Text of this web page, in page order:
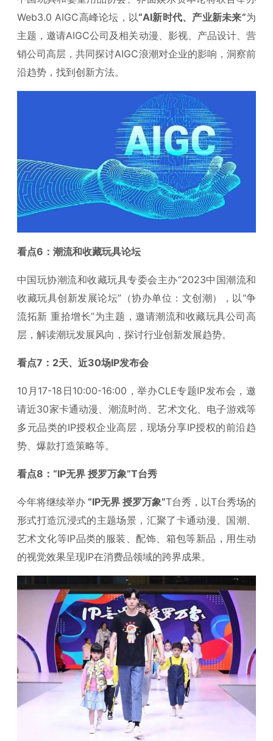
Web3.0 AIGC高峰论坛，以“AI新时代、产业新未来”为
主题，邀请AIGC公司及相关动漫、影视、产品设计、营
销公司高层，共同探讨AIGC浪潮对企业的影响，洞察前
沿趋势，找到创新方法。
看点6：潮流和收藏玩具论坛
中国玩协潮流和收藏玩具专委会主办“2023中国潮流和
收藏玩具创新发展论坛”（协办单位：文创潮），以“争
流拓新 重拾增长”为主题，邀请潮流和收藏玩具公司高
层，解读潮玩发展风向，探讨行业创新发展趋势。
看点7：2天、近30场IP发布会
10月17-18日10:00-16:00，举办CLE专题IP发布会，邀
请近30家卡通动漫、潮流时尚、艺术文化、电子游戏等
多元品类的IP授权企业高层，现场分享IP授权的前沿趋
势、爆款打造策略等。
看点8：“IP无界 授罗万象”T台秀
今年将继续举办 “IP无界 授罗万象”T台秀，以T台秀场的
形式打造沉浸式的主题场景，汇聚了卡通动漫、国潮、
艺术文化等IP品类的服装、配饰、箱包等新品，用生动
的视觉效果呈现IP在消费品领域的跨界成果。